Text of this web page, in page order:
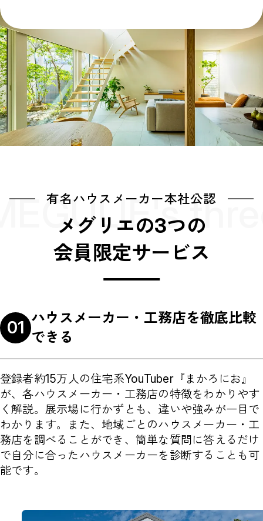
有名ハウスメーカー本社公認
メグリエの3つの
会員限定サービス
01 ハウスメーカー・工務店を徹底比較
できる
登録者約15万人の住宅系YouTuber『まかろにお』
が、各ハウスメーカー・工務店の特徴をわかりやす
く解説。展示場に行かずとも、違いや強みが一目で
わかります。また、地域ごとのハウスメーカー・工
務店を調べることができ、簡単な質問に答えるだけ
で自分に合ったハウスメーカーを診断することも可
能です。